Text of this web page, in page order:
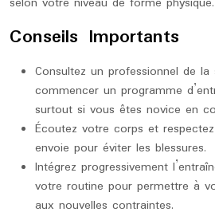
Conseils Importants
Consultez un professionnel de
commencer un programme
surtout si vous êtes novice en
Écoutez votre corps et
envoie pour éviter les blessures.
Intégrez progressivement
votre routine pour permettre à
aux nouvelles contraintes.